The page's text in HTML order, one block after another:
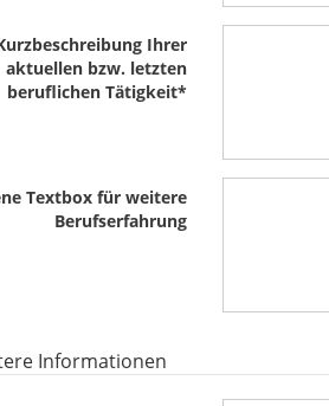
Ihrer
aktuellen bzw. letzten
beruflichen Tätigkeit*
Textbox für weitere
Berufserfahrung
Informationen